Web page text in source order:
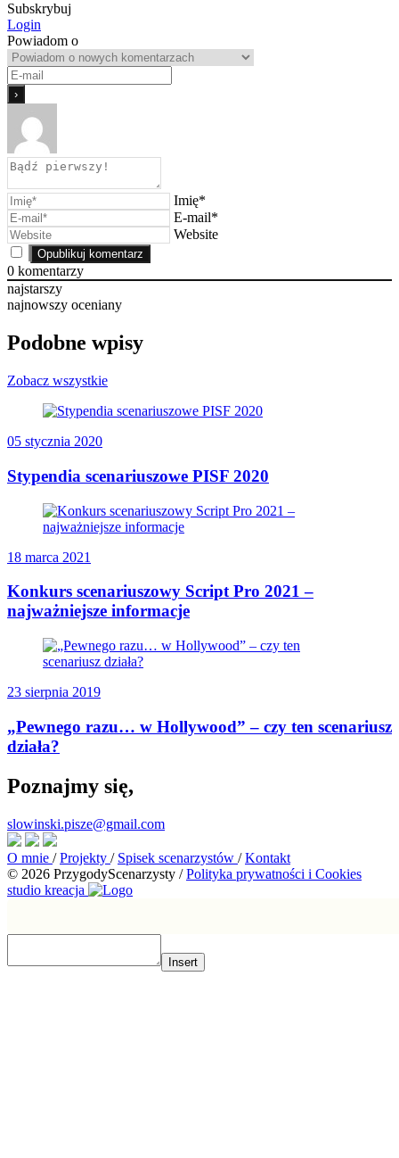
Subskrybuj
Login
Powiadom o
Imię*
E-mail*
Website
0 komentarzy
najstarszy
najnowszy oceniany
Podobne wpisy
Zobacz wszystkie
05 stycznia 2020
Stypendia scenariuszowe PISF 2020
18 marca 2021
Konkurs scenariuszowy Script Pro 2021 –
najważniejsze informacje
23 sierpnia 2019
„Pewnego razu… w Hollywood” – czy ten scenariusz
działa?
Poznajmy się,
slowinski.pisze@gmail.com
O mnie / Projekty / Spisek scenarzystów / Kontakt
© 2026 PrzygodyScenarzysty / Polityka prywatności i Cookies
studio kreacja
Insert